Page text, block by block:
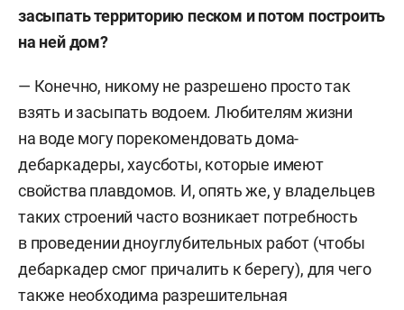
засыпать территорию песком и потом построить
на ней дом?
— Конечно, никому не разрешено просто так
взять и засыпать водоем. Любителям жизни
на воде могу порекомендовать дома-
дебаркадеры, хаусботы, которые имеют
свойства плавдомов. И, опять же, у владельцев
таких строений часто возникает потребность
в проведении дноуглубительных работ (чтобы
дебаркадер смог причалить к берегу), для чего
также необходима разрешительная